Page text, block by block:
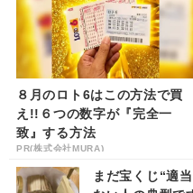
８月のロト6はこの方法で買
え!!６つの数字が『完全一
致』する方法
PR(株式会社MURA)
まだ宝くじ“適